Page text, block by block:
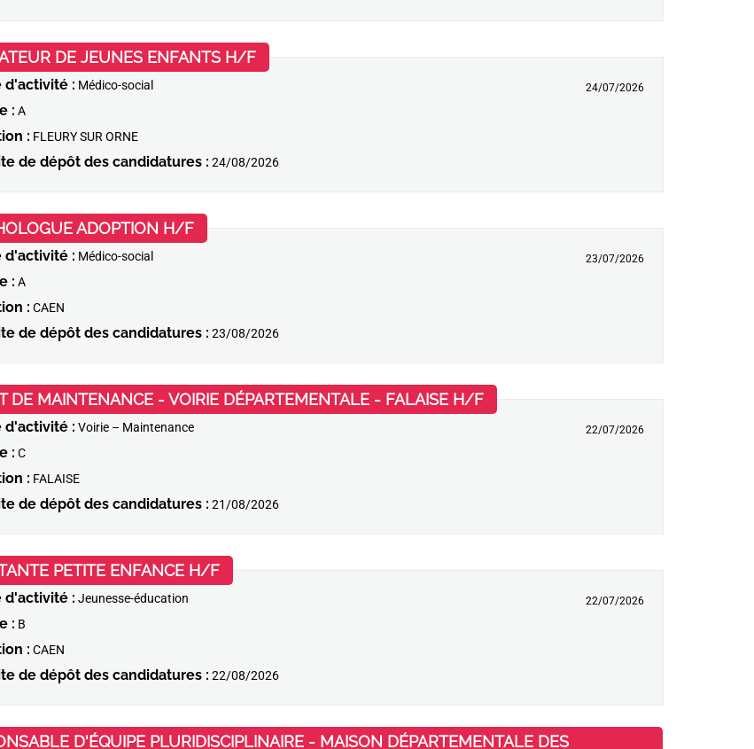
DE JEUNES ENFANTS H/F(Nouvelle fenêtre)
24/07/2026
d'activité : Médico-social
: A
: FLEURY SUR ORNE
de dépôt des candidatures : 24/08/2026
ADOPTION H/F(Nouvelle fenêtre)
23/07/2026
d'activité : Médico-social
: A
: CAEN
de dépôt des candidatures : 23/08/2026
DE MAINTENANCE - VOIRIE DÉPARTEMENTALE - FALAISE H/F(Nouvelle fenêtre)
22/07/2026
d'activité : Voirie – Maintenance
: C
: FALAISE
de dépôt des candidatures : 21/08/2026
PETITE ENFANCE H/F(Nouvelle fenêtre)
22/07/2026
d'activité : Jeunesse-éducation
: B
: CAEN
de dépôt des candidatures : 22/08/2026
D'ÉQUIPE PLURIDISCIPLINAIRE - MAISON DÉPARTEMENTALE DES